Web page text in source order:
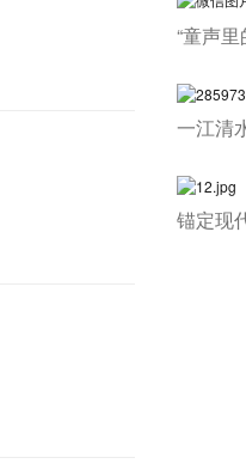
“童声
一江清
锚定现